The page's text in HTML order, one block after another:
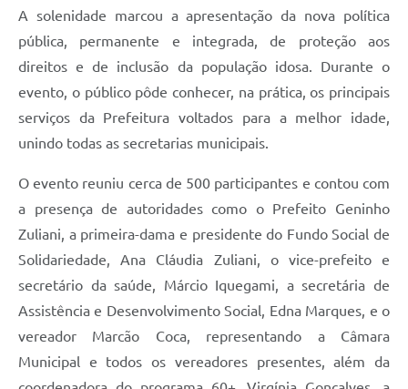
A solenidade marcou a apresentação da nova política
pública, permanente e integrada, de proteção aos
direitos e de inclusão da população idosa. Durante o
evento, o público pôde conhecer, na prática, os principais
serviços da Prefeitura voltados para a melhor idade,
unindo todas as secretarias municipais.
O evento reuniu cerca de 500 participantes e contou com
a presença de autoridades como o Prefeito Geninho
Zuliani, a primeira-dama e presidente do Fundo Social de
Solidariedade, Ana Cláudia Zuliani, o vice-prefeito e
secretário da saúde, Márcio Iquegami, a secretária de
Assistência e Desenvolvimento Social, Edna Marques, e o
vereador Marcão Coca, representando a Câmara
Municipal e todos os vereadores presentes, além da